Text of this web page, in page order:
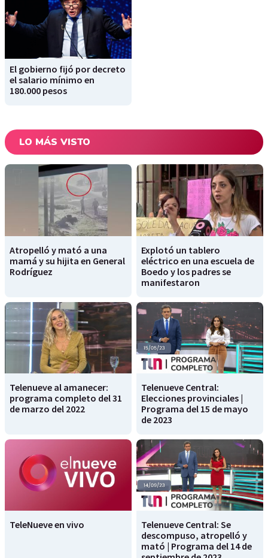
El gobierno fijó por decreto
el salario mínimo en
180.000 pesos
LO MÁS VISTO
Atropelló y mató a una
mamá y su hijita en General
Rodríguez
Explotó un tablero
eléctrico en una escuela de
Boedo y los padres se
manifestaron
Telenueve al amanecer:
programa completo del 31
de marzo del 2022
Telenueve Central:
Elecciones provinciales |
Programa del 15 de mayo
de 2023
TeleNueve en vivo
Telenueve Central: Se
descompuso, atropelló y
mató | Programa del 14 de